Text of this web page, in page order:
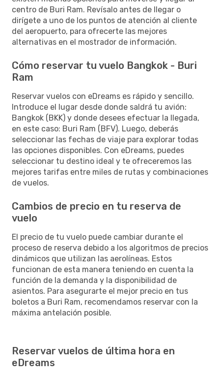
centro de Buri Ram. Revísalo antes de llegar o
dirígete a uno de los puntos de atención al cliente
del aeropuerto, para ofrecerte las mejores
alternativas en el mostrador de información.
Cómo reservar tu vuelo Bangkok - Buri
Ram
Reservar vuelos con eDreams es rápido y sencillo.
Introduce el lugar desde donde saldrá tu avión:
Bangkok (BKK) y donde desees efectuar la llegada,
en este caso: Buri Ram (BFV). Luego, deberás
seleccionar las fechas de viaje para explorar todas
las opciones disponibles. Con eDreams, puedes
seleccionar tu destino ideal y te ofreceremos las
mejores tarifas entre miles de rutas y combinaciones
de vuelos.
Cambios de precio en tu reserva de
vuelo
El precio de tu vuelo puede cambiar durante el
proceso de reserva debido a los algoritmos de precios
dinámicos que utilizan las aerolíneas. Estos
funcionan de esta manera teniendo en cuenta la
función de la demanda y la disponibilidad de
asientos. Para asegurarte el mejor precio en tus
boletos a Buri Ram, recomendamos reservar con la
máxima antelación posible.
Reservar vuelos de última hora en
eDreams